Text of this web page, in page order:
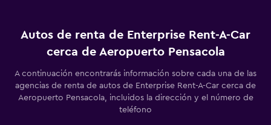
Autos de renta de Enterprise Rent-A-Car
cerca de Aeropuerto Pensacola
A continuación encontrarás información sobre cada una de las
agencias de renta de autos de Enterprise Rent-A-Car cerca de
Aeropuerto Pensacola, incluidos la dirección y el número de
teléfono